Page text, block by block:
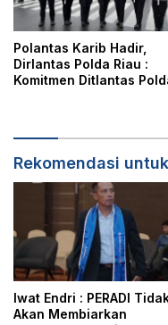
Polantas Karib Hadir,
Dirlantas Polda Riau :
Komitmen Ditlantas
Masyarakat
Rekomendasi
Iwat Endri : PERADI
Akan Membiarkan